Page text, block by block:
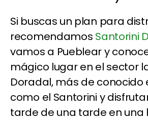
Si buscas un plan para
recomendamos Santorini
vamos a Pueblear y
mágico lugar en el sector
Doradal, más de conocido
como el Santorini y
tarde de una tarde en una